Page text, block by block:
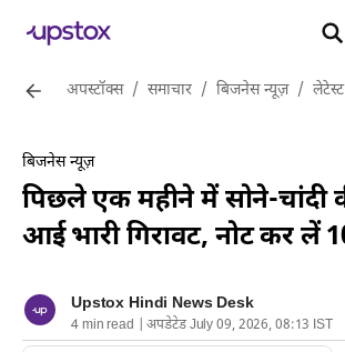
अपस्टॉक्स / समाचार / बिजनेस न्यूज़ / लेटेस्ट
बिजनेस न्यूज़
पिछले एक महीने में सोने-चांदी
आई भारी गिरावट, नोट कर लें
Upstox Hindi News Desk
4 min read | अपडेटेड July 09, 2026, 08:13 IST